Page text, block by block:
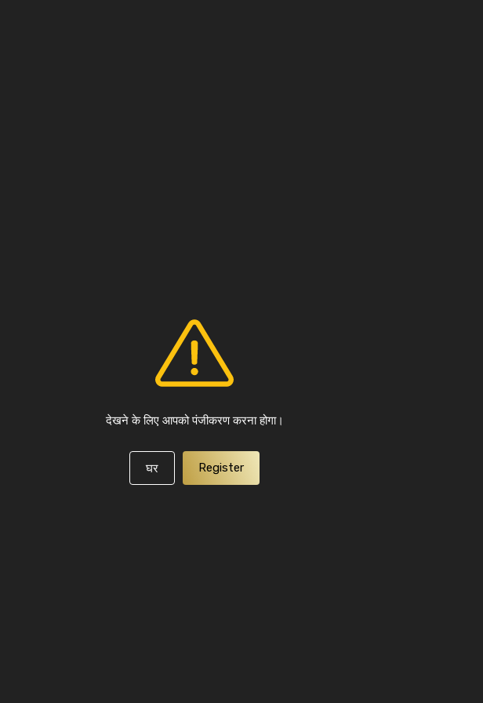
देखने के लिए आपको पंजीकरण करना होगा।
घर Register